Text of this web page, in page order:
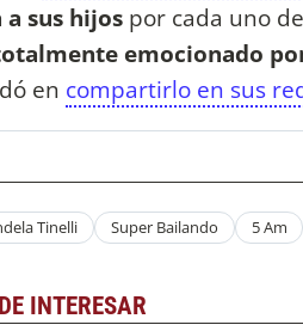
sus hijos por cada uno
emocionado
en compartirlo en sus
Tinelli Super Bailando 5 Am
INTERESAR